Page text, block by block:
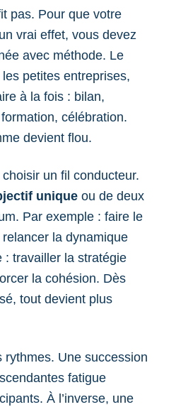
pas. Pour que votre
vrai effet, vous devez
avec méthode. Le
petites entreprises,
à la fois : bilan,
célébration.
devient flou.
un fil conducteur.
unique ou de deux
Par exemple : faire le
la dynamique
: travailler la stratégie
la cohésion. Dès
tout devient plus
rythmes. Une succession
fatigue
À l’inverse, une